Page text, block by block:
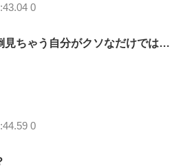
0
見ちゃう自分がクソなだけでは…
0